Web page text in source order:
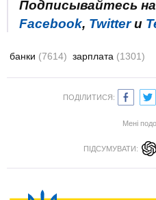
Подписывайтесь
Facebook, Twitterи
банки (7614) зарплата (1301)
ПОДІЛИТИСЯ:
Мені
ПІДСУМУВАТИ: